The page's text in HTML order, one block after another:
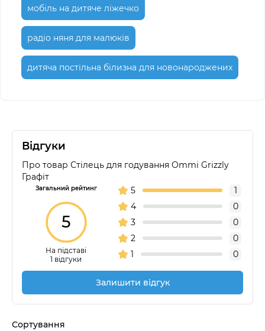
мобіль на дитяче ліжечко
радіо няня для малюків
дитяча постільна білизна для новонароджених
Відгуки
Про товар Стілець для годування Ommi Grizzly
Графіт
Загальний рейтинг
5
На підставі
1 відгуки
5
1
4
0
3
0
2
0
1
0
Залишити відгук
Сортування